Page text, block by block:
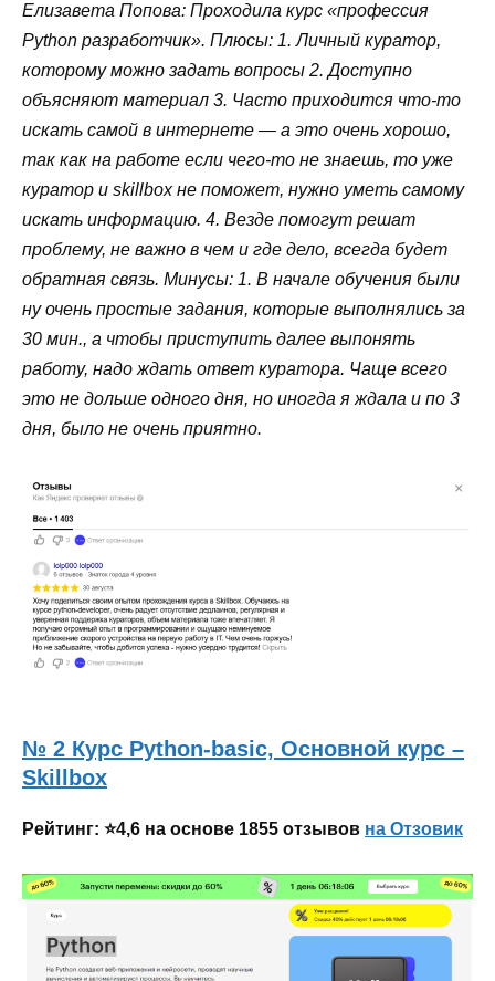
Елизавета Попова: Проходила курс «профессия
Python разработчик». Плюсы: 1. Личный куратор,
которому можно задать вопросы 2. Доступно
объясняют материал 3. Часто приходится что-то
искать самой в интернете — а это очень хорошо,
так как на работе если чего-то не знаешь, то уже
куратор и skillbox не поможет, нужно уметь самому
искать информацию. 4. Везде помогут решат
проблему, не важно в чем и где дело, всегда будет
обратная связь. Минусы: 1. В начале обучения были
ну очень простые задания, которые выполнялись за
30 мин., а чтобы приступить далее выпонять
работу, надо ждать ответ куратора. Чаще всего
это не дольше одного дня, но иногда я ждала и по 3
дня, было не очень приятно.
№ 2 Курс Python-basic, Основной курс –
Skillbox
Рейтинг: ⭐4,6 на основе 1855 отзывов на Отзовик